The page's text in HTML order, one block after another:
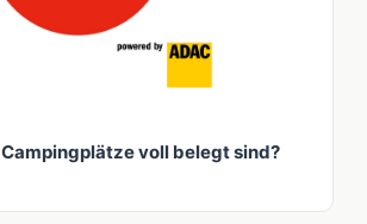
voll belegt sind?